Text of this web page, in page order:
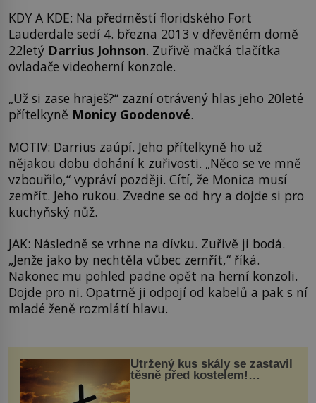
KDY A KDE: Na předměstí floridského Fort
Lauderdale sedí 4. března 2013 v dřevěném domě
22letý Darrius Johnson. Zuřivě mačká tlačítka
ovladače videoherní konzole.
„Už si zase hraješ?“ zazní otrávený hlas jeho 20leté
přítelkyně Monicy Goodenové.
MOTIV: Darrius zaúpí. Jeho přítelkyně ho už
nějakou dobu dohání k zuřivosti. „Něco se ve mně
vzbouřilo,“ vypráví později. Cítí, že Monica musí
zemřít. Jeho rukou. Zvedne se od hry a dojde si pro
kuchyňský nůž.
JAK: Následně se vrhne na dívku. Zuřivě ji bodá.
„Jenže jako by nechtěla vůbec zemřít,“ říká.
Nakonec mu pohled padne opět na herní konzoli.
Dojde pro ni. Opatrně ji odpojí od kabelů a pak s ní
mladé ženě rozmlátí hlavu.
Utržený kus skály se zastavil
těsně před kostelem!
Ochránila ho boží síla?